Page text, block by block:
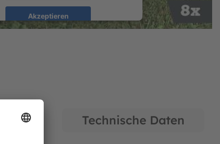
entworfen.Akzeptieren
Technische Daten